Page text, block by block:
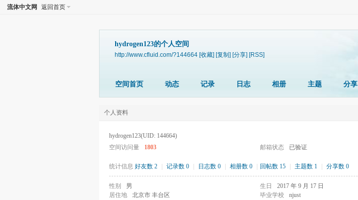
流体中文网 返回首页
hydrogen123的个人空间
http://www.cfluid.com/?144664 [收藏] [复制] [分享] [RSS]
空间首页 动态 记录 日志 相册 主题 分享
个人资料
hydrogen123(UID: 144664)
空间访问量
1803 邮箱状态 已验证
统计信息 好友数 2 记录数 0 日志数 0 相册数 0 回帖数 15 主题数 1 分享数 0
性别 男 生日
2017 年 9 月 17 日
居住地
北京市 丰台区 毕业学校
njust